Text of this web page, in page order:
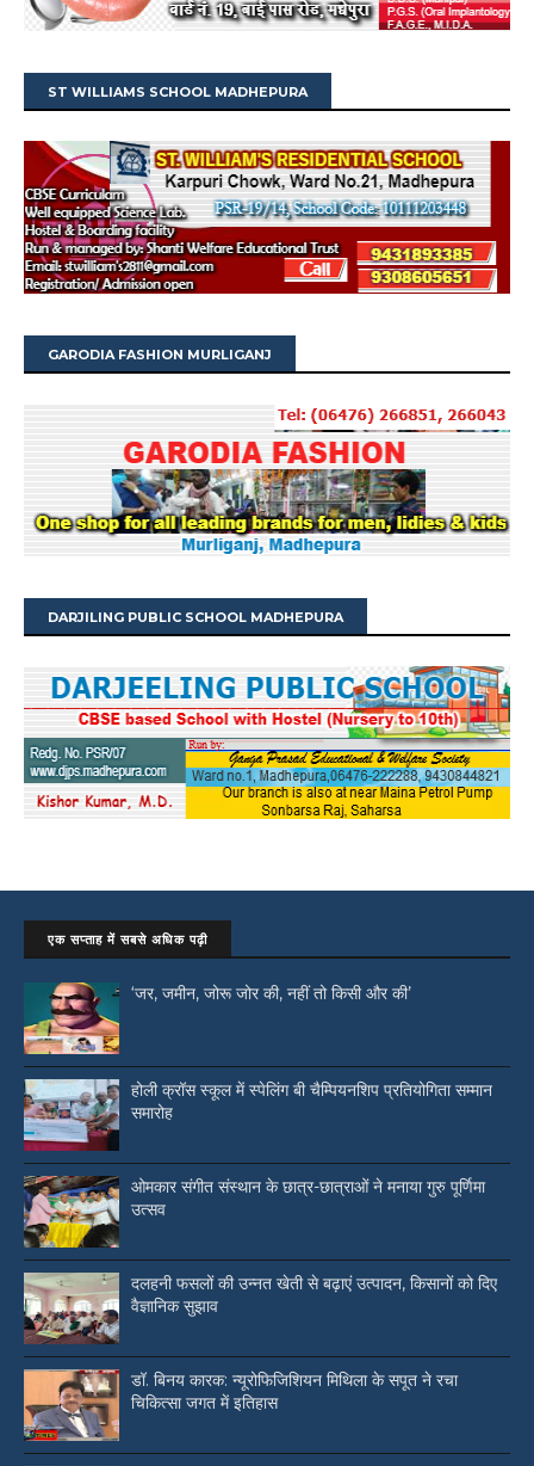
ST WILLIAMS SCHOOL MADHEPURA
GARODIA FASHION MURLIGANJ
DARJILING PUBLIC SCHOOL MADHEPURA
एक सप्ताह में सबसे अधिक पढ़ी
‘जर, जमीन, जोरू जोर की, नहीं तो किसी और की’
होली क्रॉस स्कूल में स्पेलिंग बी चैम्पियनशिप प्रतियोगिता सम्मान
समारोह
ओमकार संगीत संस्थान के छात्र-छात्राओं ने मनाया गुरु पूर्णिमा
उत्सव
दलहनी फसलों की उन्नत खेती से बढ़ाएं उत्पादन, किसानों को दिए
वैज्ञानिक सुझाव
डॉ. बिनय कारक: न्यूरोफिजिशियन मिथिला के सपूत ने रचा
चिकित्सा जगत में इतिहास